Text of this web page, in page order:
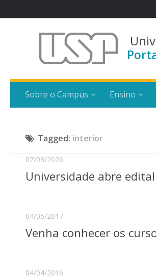
Sobre o Campus Ensino
Tagged: interior
07/08/2026
Universidade abre
04/05/2017
Venha conhecer os
04/04/2016